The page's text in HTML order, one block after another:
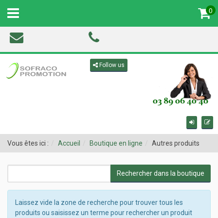
Follow us
0
MENU
Vous êtes ici : Accueil Boutique en ligne Autres produits
Laissez vide la zone de recherche pour trouver tous les
produits ou saisissez un terme pour rechercher un produit